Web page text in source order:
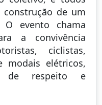
construção de um
O evento chama
a convivência
ciclistas,
modais elétricos,
de respeito e